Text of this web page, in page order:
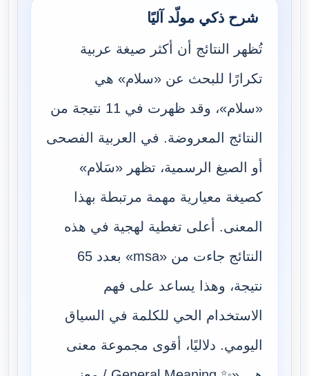
شرح ذكي مولّد آليًا
تُظهر النتائج أن أكثر صيغة عربية
تكرارًا للبحث عن «سلام» هي
«سلام»، وقد ظهرت في 11 نتيجة من
النتائج المعروضة. في العربية الفصحى
أو الصيغ الرسمية، تظهر «سَلام»
كصيغة معيارية مهمة مرتبطة بهذا
المعنى. أعلى تغطية لهجية في هذه
النتائج جاءت من «msa» بعدد 65
نتيجة، وهذا يساعد على فهم
الاستخدام الحي للكلمة في السياق
اليومي. دلاليًا، أقوى مجموعة معنى